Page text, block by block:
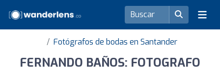
Fotógrafos de bodas en Santander
FERNANDO BAÑOS: FOTOGRAFO